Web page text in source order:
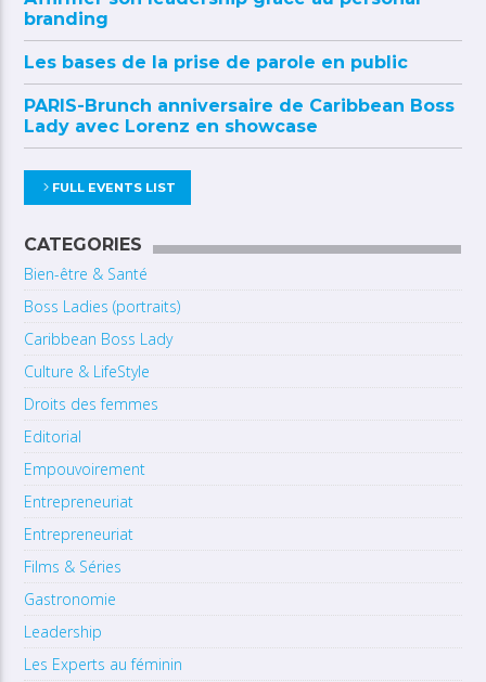
branding
Les bases de la prise de parole en public
PARIS-Brunch anniversaire de Caribbean Boss
Lady avec Lorenz en showcase
FULL EVENTS LIST
CATEGORIES
Bien-être & Santé
Boss Ladies (portraits)
Caribbean Boss Lady
Culture & LifeStyle
Droits des femmes
Editorial
Empouvoirement
Entrepreneuriat
Entrepreneuriat
Films & Séries
Gastronomie
Leadership
Les Experts au féminin